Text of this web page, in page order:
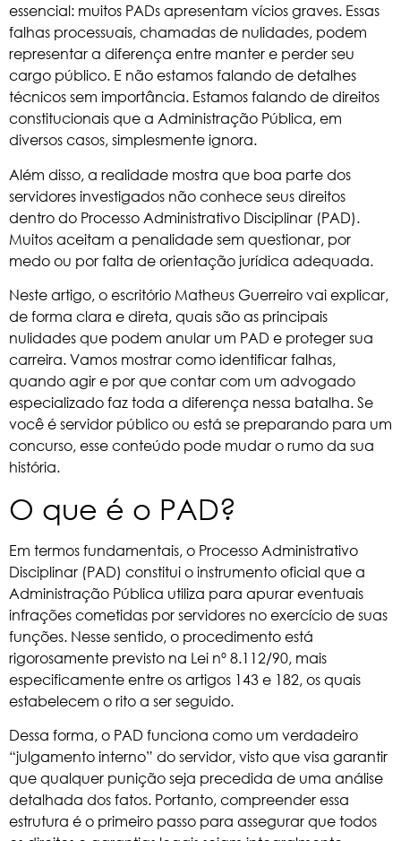
essencial: muitos PADs apresentam vícios graves. Essas
falhas processuais, chamadas de nulidades, podem
representar a diferença entre manter e perderseu
cargo público. E não estamos falando de detalhes
técnicos sem importância. Estamos falando de direitos
constitucionais que a Administração Pública, em
diversos casos, simplesmente ignora.
Além disso, a realidade mostra que boa parte dos
servidores investigados não conhece seus direitos
dentro do Processo Administrativo Disciplinar (PAD).
Muitos aceitam a penalidade sem questionar, por
medo ou por falta de orientação jurídica adequada.
Neste artigo, o escritório Matheus Guerreirovai explicar,
de forma clara e direta, quais são as principais
nulidades que podem anular um PAD e proteger sua
carreira. Vamos mostrar como identificar falhas,
quando agir e por que contar com um advogado
especializado faz toda a diferença nessa batalha. Se
você é servidor público ou está se preparando para um
concurso, esse conteúdo pode mudar o rumo da sua
história.
O que é o PAD?
Em termos fundamentais, o Processo Administrativo
Disciplinar (PAD) constitui o instrumento oficial que a
Administração Pública utiliza para apurar eventuais
infrações cometidas por servidores no exercício de suas
funções. Nesse sentido, o procedimento está
rigorosamente previsto na Lei nº 8.112/90, mais
especificamente entre os artigos 143 e 182, os quais
estabelecem o rito a ser seguido.
Dessa forma, o PAD funciona como um verdadeiro
“julgamento interno” do servidor, visto que visa garantir
que qualquer punição seja precedida de uma análise
detalhada dos fatos. Portanto, compreender essa
estrutura é o primeiro passo para assegurar que todos